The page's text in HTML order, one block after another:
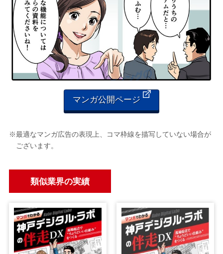
マンガ公開ページ
※最適なマンガ広告の表現上、コマ枠線を描写していない場合が
ございます。
類似業界の実績